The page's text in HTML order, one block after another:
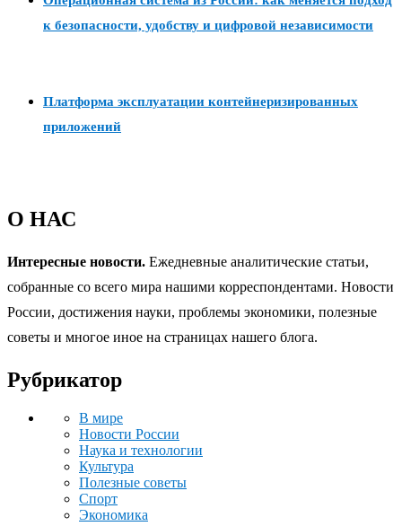
к безопасности, удобству и цифровой независимости
Платформа эксплуатации контейнеризированных
приложений
О НАС
Интересные новости. Ежедневные аналитические статьи,
собранные со всего мира нашими корреспондентами. Новости
России, достижения науки, проблемы экономики, полезные
советы и многое иное на страницах нашего блога.
Рубрикатор
В мире
Новости России
Наука и технологии
Культура
Полезные советы
Спорт
Экономика